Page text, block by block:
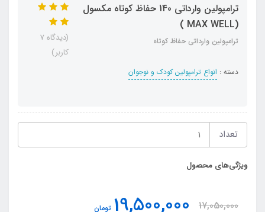
ترامپولین وارداتی 140 حفاظ کوتاه مکسول
(MAX WELL )
ترامپولین وارداتی حفاظ کوتاه
دسته : انواع ترامپولین کودک و نوجوان
(دیدگاه 7
کاربر)
تعداد
ویژگی‌های محصول
17,050,000
19,500,000 تومان